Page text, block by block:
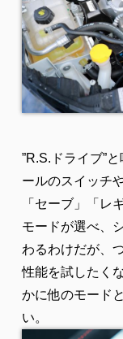
”R.S.ドライブ”
ールのスイッチ
「セーブ」「レ
モードが選べ、
わるわけだが、
性能を試したく
かに他のモード
い。